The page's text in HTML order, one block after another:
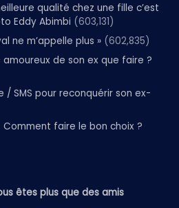
qualité chez une fille c’est
Eddy Abimbi (603,131)
ne m’appelle plus » (602,835)
de son ex que faire ?
SMS pour reconquérir son ex-
Comment faire le bon choix ?
êtes plus que des amis